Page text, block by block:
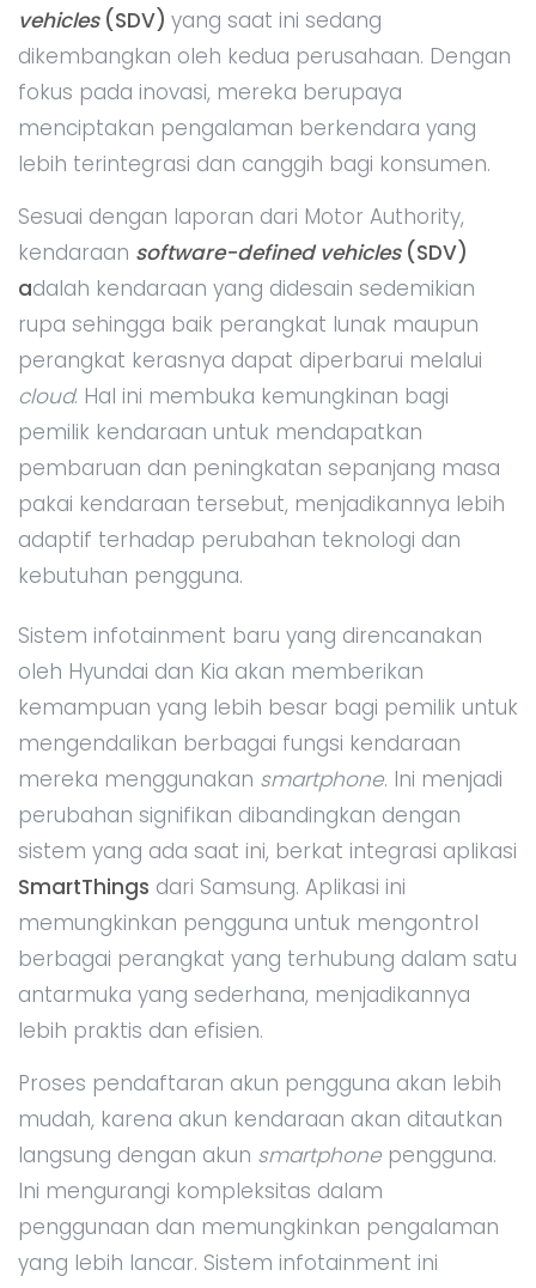
vehicles (SDV) yang saat ini sedang
dikembangkan oleh kedua perusahaan. Dengan
fokus pada inovasi, mereka berupaya
menciptakan pengalaman berkendara yang
lebih terintegrasi dan canggih bagi konsumen.
Sesuai dengan laporan dari Motor Authority,
kendaraan software-defined vehicles (SDV)
adalah kendaraan yang didesain sedemikian
rupa sehingga baik perangkat lunak maupun
perangkat kerasnya dapat diperbarui melalui
cloud. Hal ini membuka kemungkinan bagi
pemilik kendaraan untuk mendapatkan
pembaruan dan peningkatan sepanjang masa
pakai kendaraan tersebut, menjadikannya lebih
adaptif terhadap perubahan teknologi dan
kebutuhan pengguna.
Sistem infotainment baru yang direncanakan
oleh Hyundai dan Kia akan memberikan
kemampuan yang lebih besar bagi pemilik untuk
mengendalikan berbagai fungsi kendaraan
mereka menggunakan smartphone. Ini menjadi
perubahan signifikan dibandingkan dengan
sistem yang ada saat ini, berkat integrasi aplikasi
SmartThings dari Samsung. Aplikasi ini
memungkinkan pengguna untuk mengontrol
berbagai perangkat yang terhubung dalam satu
antarmuka yang sederhana, menjadikannya
lebih praktis dan efisien.
Proses pendaftaran akun pengguna akan lebih
mudah, karena akun kendaraan akan ditautkan
langsung dengan akun smartphone pengguna.
Ini mengurangi kompleksitas dalam
penggunaan dan memungkinkan pengalaman
yang lebih lancar. Sistem infotainment ini